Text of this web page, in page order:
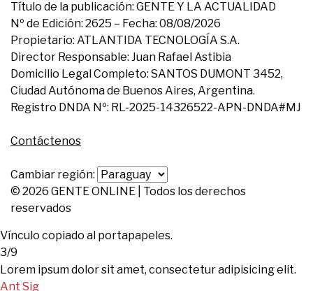
Título de la publicación: GENTE Y LA ACTUALIDAD
Nº de Edición: 2625 – Fecha: 08/08/2026
Propietario: ATLANTIDA TECNOLOGÍA S.A.
Director Responsable: Juan Rafael Astibia
Domicilio Legal Completo: SANTOS DUMONT 3452,
Ciudad Autónoma de Buenos Aires, Argentina.
Registro DNDA Nº: RL-2025-14326522-APN-DNDA#MJ
Contáctenos
Cambiar región:
© 2026 GENTE ONLINE | Todos los derechos
reservados
Vínculo copiado al portapapeles.
3/9
Lorem ipsum dolor sit amet, consectetur adipisicing elit.
Ant Sig